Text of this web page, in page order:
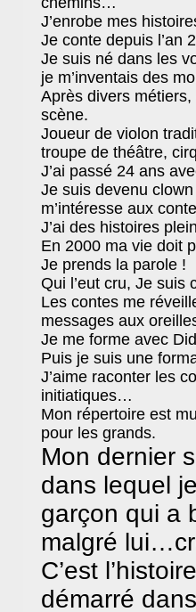
J’enrobe mes
Je conte depuis l’an
Je suis né dans les
je m’inventais des
Après divers métiers,
scène.
Joueur de violon
troupe de théâtre,
J’ai passé 24 ans
Je suis devenu
m’intéresse aux
J’ai des histoires
En 2000 ma vie doit
Je prends la parole !
Qui l’eut cru, Je suis
Les contes me
messages aux
Je me forme avec
Puis je suis une
J’aime raconter les
initiatiques…
Mon répertoire est
pour les grands.
Mon dernier
dans lequel
garçon qui a
malgré
C’est
démarré